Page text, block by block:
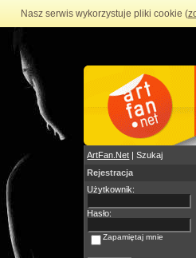
Nasz serwis wykorzystuje pliki cookie (
ArtFan.Net | Szukaj
Rejestracja
Użytkownik:
Hasło:
Zapamiętaj mnie